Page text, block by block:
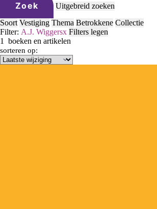
Zoek
Uitgebreid zoeken
Soort Vestiging Thema Betrokkene Collectie
Filter: A.J. Wiggersx Filters legen
1
boeken en artikelen
sorteren op: